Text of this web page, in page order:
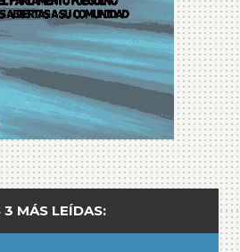
3 MÁS LEÍDAS: